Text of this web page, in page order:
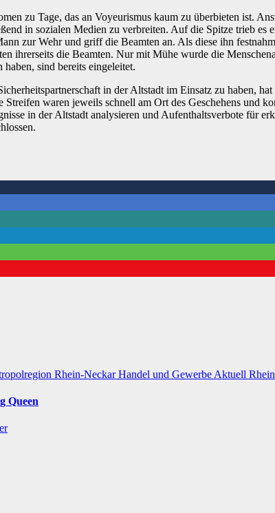
zu Tage, das an Voyeurismus kaum zu überbieten ist.
in sozialen Medien zu verbreiten. Auf die Spitze trieb es
zur Wehr und griff die Beamten an. Als diese ihn
ihrerseits die Beamten. Nur mit Mühe wurde die
sind bereits eingeleitet.
in der Altstadt im Einsatz zu haben,
waren jeweils schnell am Ort des Geschehens und
in der Altstadt analysieren und Aufenthaltsverbote für
Rhein-Neckar Handel und Gewerbe Aktuell
Queen